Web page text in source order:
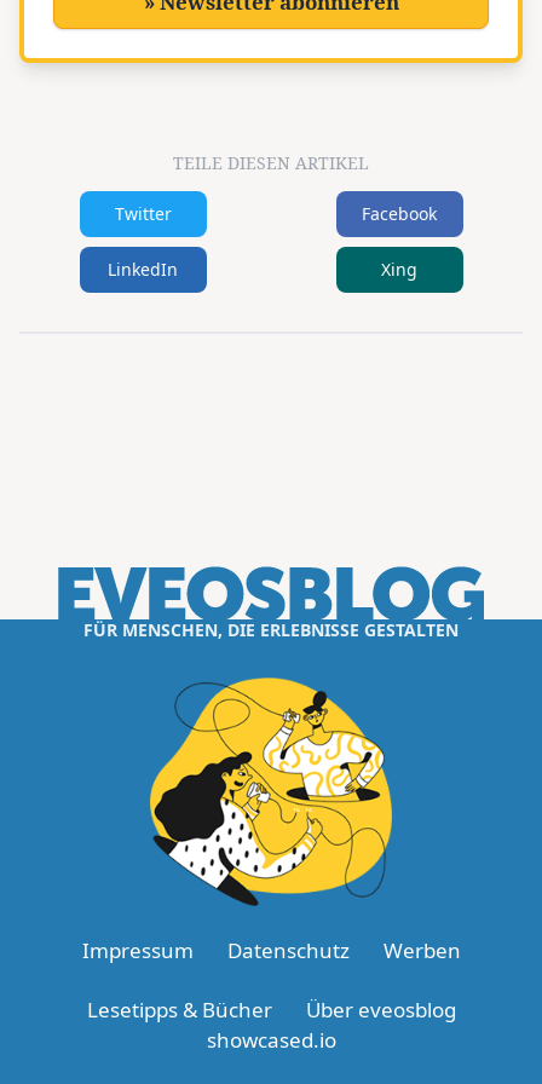
TEILE DIESEN ARTIKEL
Twitter Facebook
LinkedIn Xing
FÜR MENSCHEN, DIE ERLEBNISSE GESTALTEN
Impressum Datenschutz Werben
Lesetipps & Bücher
Über eveosblog
showcased.io